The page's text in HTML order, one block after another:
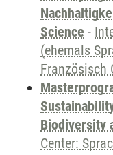
Science -
(ehemals
Französisch
Biodiversity
Center: